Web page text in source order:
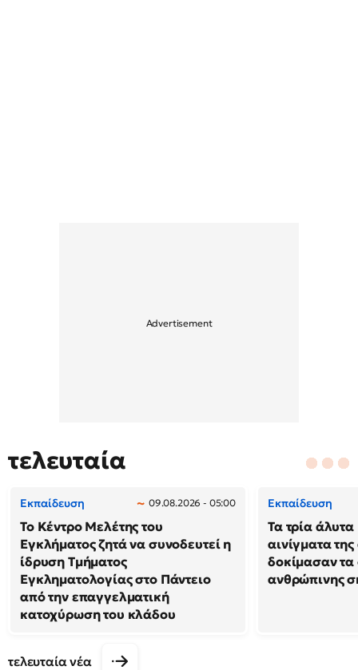
τελευταία
Εκπαίδευση 09.08.2026 - 05:00
Το Κέντρο Μελέτης του
Εγκλήματος ζητά να συνοδευτεί η
ίδρυση Τμήματος
Εγκληματολογίας στο Πάντειο
από την επαγγελματική
κατοχύρωση του κλάδου
Εκπαίδευση
Τα τρία
αινίγματα
δοκίμασαν τα
ανθρώπινης
τελευταία νέα